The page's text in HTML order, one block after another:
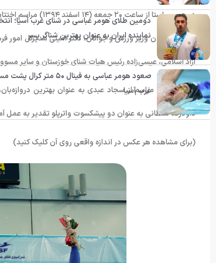
احمدی معاون وزیر ورزش و جوانان، دکتر امینی مدیرکل امور
آزاد اسلامی، عیسی‌زاده رئیس هیات شنای خوزستان و سایر
در پایان این مراسم از سجاد عبدی به عنوان بهترین
داودرضا سلطانی به عنوان دو پیشکسوت واترپلو تقدیر به عمل
(برای مشاهده هر عکس در اندازه واقعی روی آن کلیک کنید)
دومین طلای هومر عباسی در شنای غرب آسیا؛
نماینده ایران به عنوان بهترین شناگر پسر
صعود هومر عباسی به فینال ۵۰ متر
غرب آسیا